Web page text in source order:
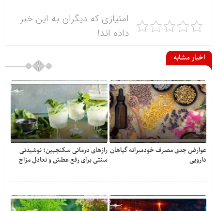
امتیازی که دیگران به این خبر
داده اند!
اخبار مشابه
عوارض جدی مصرف خودسرانه گیاهان
دارویی
رازهای درمانی سکنجبین؛ نوشیدنی
سنتی برای رفع عطش و تعادل مزاج